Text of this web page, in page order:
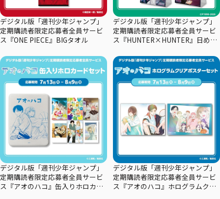
デジタル版「週刊少年ジャンプ」
定期購読者限定応募者全員サービ
ス『ONE PIECE』BIGタオル
デジタル版「週刊少年ジャンプ」
定期購読者限定応募者全員サービ
ス『HUNTER×HUNTER』日めく
デジタル版「週刊少年ジャンプ」
定期購読者限定応募者全員サービ
ス『アオのハコ』缶入りホロカー
デジタル版「週刊少年ジャンプ」
定期購読者限定応募者全員サービ
ス『アオのハコ』ホログラムクリ